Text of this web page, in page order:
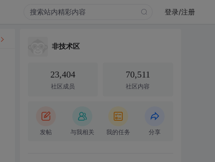
登录/注册
非技术区
23,404
社区成员
70,511
社区内容
发帖 与我相关 我的任务 分享